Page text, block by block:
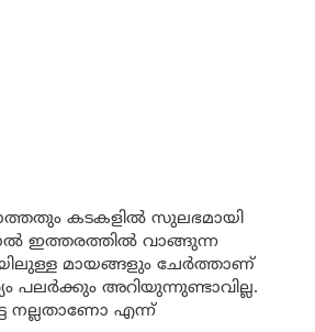
കടകളിൽ സുലഭമായി
ഇത്തരത്തിൽ വാങ്ങുന്ന
മായങ്ങളും ചേർത്താണ്
പലർക്കും അറിയുന്നുണ്ടാവില്ല.
നല്ലതാണോ എന്ന്